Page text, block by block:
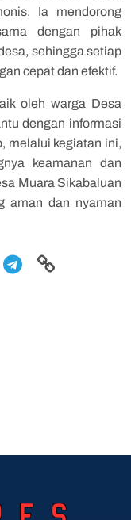
Ia mendorong
dengan pihak
sehingga setiap
cepat dan efektif.
oleh warga Desa
dengan informasi
melalui kegiatan ini,
keamanan dan
Muara Sikabaluan
aman dan nyaman